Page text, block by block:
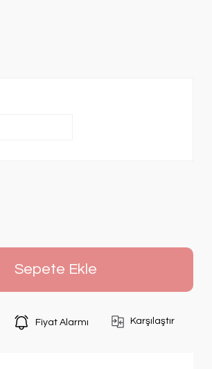
Sepete Ekle
Fiyat Alarmı Karşılaştır